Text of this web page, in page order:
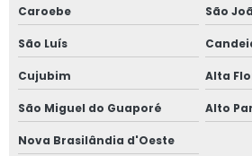
Caroebe São
São Luís
Cujubim Alta
São Miguel do Guaporé Alto
Nova Brasilândia d'Oeste